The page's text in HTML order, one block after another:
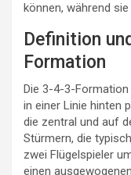
können, während
Definition
Formation
Die 3-4-3-
in einer Linie hinten
die zentral und auf
Stürmern, die
zwei Flügelspieler
einen